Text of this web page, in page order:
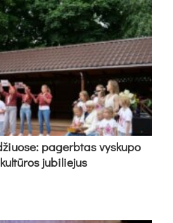
pa­gerb­tas vys­ku­po
ju­bi­lie­jus